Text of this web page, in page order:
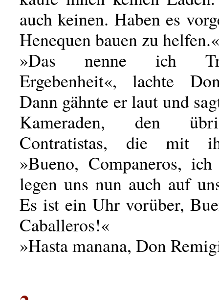
auch keinen. Haben es
Henequen bauen zu helfen.«
»Das nenne ich
Ergebenheit«, lachte
Dann gähnte er laut und
Kameraden, den
Contratistas, die mit
»Bueno, Companeros,
legen uns nun auch auf
Es ist ein Uhr vorüber,
Caballeros!«
»Hasta manana, Don